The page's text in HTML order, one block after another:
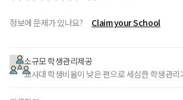
정보에 문제가 있나요? Claim your School
소규모 학생관리제공
교사대 학생비율이 낮은 편으로 세심한 학생관리